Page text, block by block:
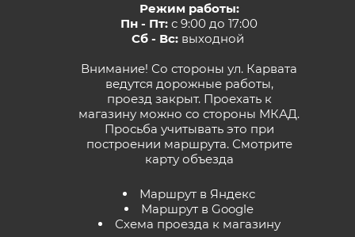
Режим работы:
Пн - Пт: с 9:00 до 17:00
Сб - Вс:выходной
Внимание! Со стороны ул. Карвата
ведутся дорожные работы,
проезд закрыт. Проехать к
магазину можно со стороны МКАД.
Просьба учитывать это при
построении маршрута. Смотрите
карту объезда
Маршрут в Яндекс
Маршрут в Google
Схема проезда к магазину